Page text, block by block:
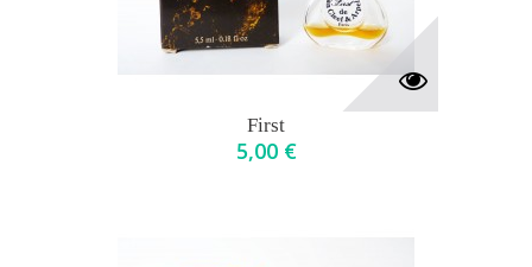
First
5,00 €